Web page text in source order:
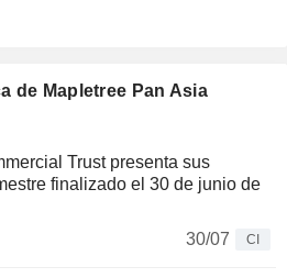
de Mapletree Pan Asia
Trust presenta sus
finalizado el 30 de junio de
30/07
CI